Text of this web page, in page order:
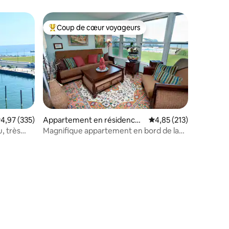
appréciés
moyenne sur la base de 335 commentaires : 4,97 sur 5
4,97 (335)
très
Coups de cœur voyageurs les plus appréciés
Coup de cœur voyageurs
Appartement en résidence ⋅
Port Clinton
Évaluation moyenne
4,85 (213)
Magnifique appartement en bord de lac